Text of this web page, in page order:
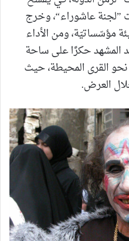
”لجنة عاشوراء“، وخرج
مؤسّساتيّة، ومن الأداء
المشهد حكرًا على ساحة
القرى المحيطة، حيث
العرض.